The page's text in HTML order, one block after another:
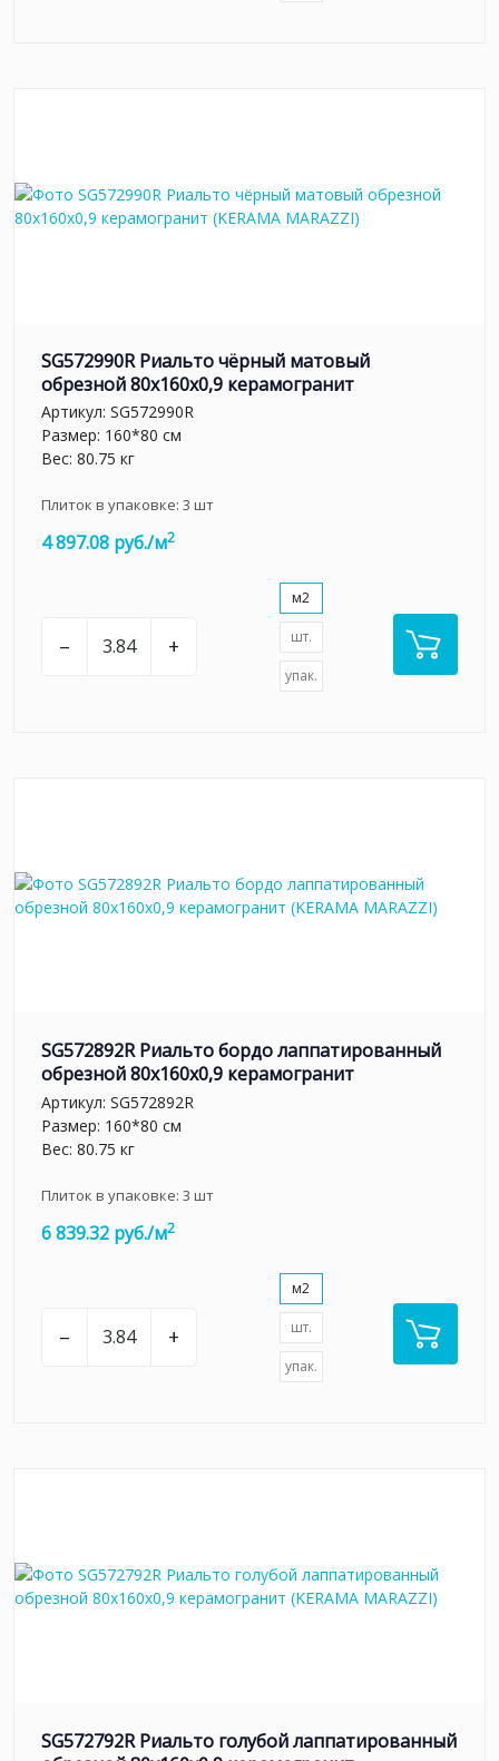
SG572990R Риальто чёрный матовый
обрезной 80x160x0,9 керамогранит
Артикул: SG572990R
Размер: 160*80 см
Вес: 80.75 кг
Плиток в упаковке: 3 шт
4 897.08 руб./м2
– +
м2
шт.
упак.
SG572892R Риальто бордо лаппатированный
обрезной 80x160x0,9 керамогранит
Артикул: SG572892R
Размер: 160*80 см
Вес: 80.75 кг
Плиток в упаковке: 3 шт
6 839.32 руб./м2
– +
м2
шт.
упак.
SG572792R Риальто голубой лаппатированный